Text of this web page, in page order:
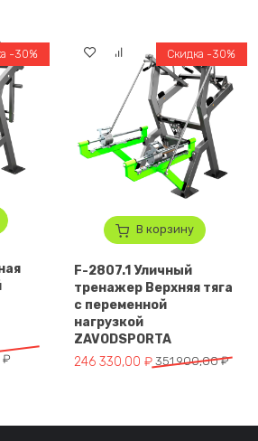
-30%
₽
составляла 328 900,00 ₽.
₽.
В корзину
Скидка -30%
F-2807.1 Уличный
тренажер Верхняя тяга
с переменной
нагрузкой
ZAVODSPORTA
351 900,00₽
Первоначальная цена
246 330,00 ₽
Текущая цена: 246 330,00 ₽.